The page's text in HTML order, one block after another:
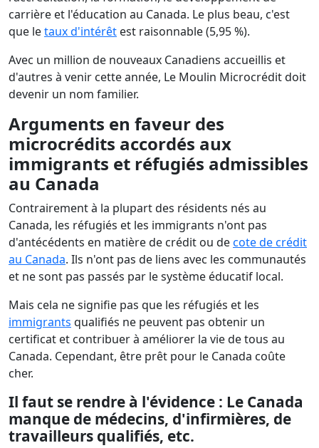
carrière et l'éducation au Canada. Le plus beau, c'est
que letaux d'intérêt est raisonnable (5,95 %).
Avec un million de nouveaux Canadiens accueillis et
d'autres à venir cette année, Le Moulin Microcrédit doit
devenir un nom familier.
Arguments en faveur des
microcrédits accordés aux
immigrants et réfugiés admissibles
au Canada
Contrairement à la plupart des résidents nés au
Canada, les réfugiés et les immigrants n'ont pas
d'antécédents en matière de crédit ou decote de crédit
au Canada. Ils n'ont pas de liens avec les communautés
et ne sont pas passés par le système éducatif local.
Mais cela ne signifie pas que les réfugiés et les
immigrants qualifiés ne peuvent pas obtenir un
certificat et contribuer à améliorer la vie de tous au
Canada. Cependant, être prêt pour le Canada coûte
cher.
Il faut se rendre à l'évidence : Le Canada
manque de médecins, d'infirmières, de
travailleurs qualifiés, etc.